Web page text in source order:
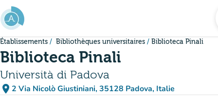
Aller au contenu principal
Établissements Bibliothèques universitaires Biblioteca Pinali
Biblioteca Pinali
Università di Padova
place 2 Via Nicolò Giustiniani, 35128 Padova, Italie
(ouvrir dans Google Maps)
(nouvel onglet)